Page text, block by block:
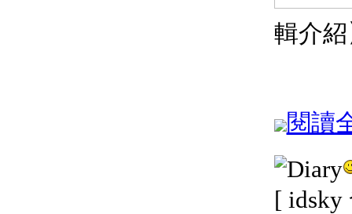
輯介
閱讀
[ idsky